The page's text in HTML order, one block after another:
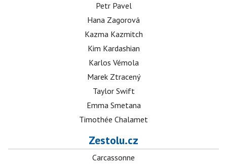
Petr Pavel
Hana Zagorová
Kazma Kazmitch
Kim Kardashian
Karlos Vémola
Marek Ztracený
Taylor Swift
Emma Smetana
Timothée Chalamet
Zestolu.cz
Carcassonne